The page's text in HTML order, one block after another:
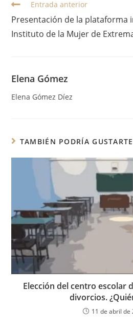
Entrada anterior
Presentación de la plataforma
Instituto de la Mujer de
Elena Gómez
Elena Gómez Díez
TAMBIÉN PODRÍA GUSTARTE
Elección del centro escolar
divorcios.
11 de abril de